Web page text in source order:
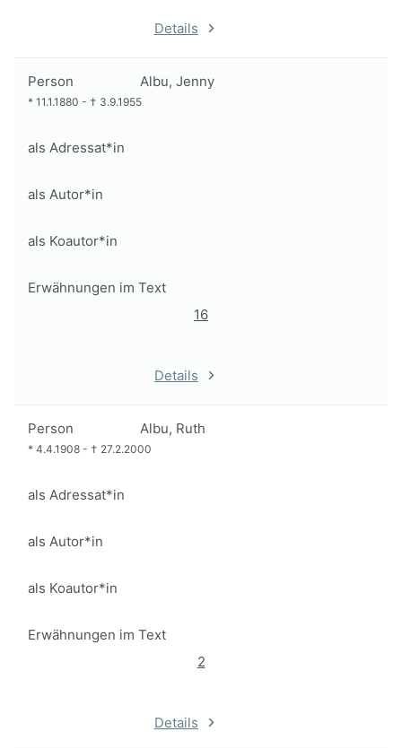
Details
Person Albu, Jenny
* 11.1.1880 - † 3.9.1955
als Adressat*in
als Autor*in
als Koautor*in
Erwähnungen im Text
16
Details
Person Albu, Ruth
* 4.4.1908 - † 27.2.2000
als Adressat*in
als Autor*in
als Koautor*in
Erwähnungen im Text
2
Details